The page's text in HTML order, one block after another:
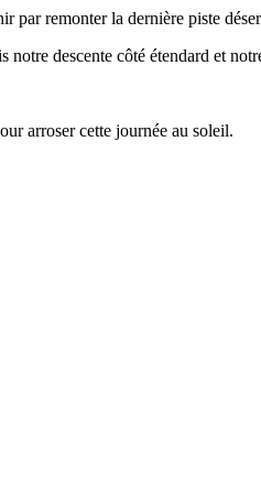
par remonter la dernière piste
descente côté étendard et
arroser cette journée au soleil.